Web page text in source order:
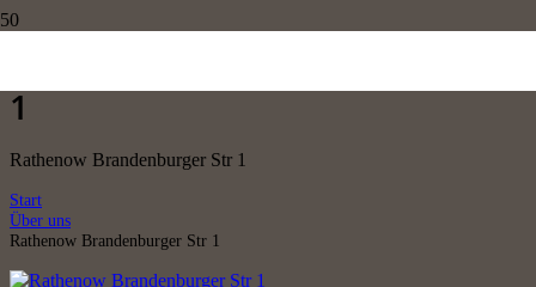
1
Rathenow Brandenburger Str 1
Start
Über uns
Rathenow Brandenburger Str 1